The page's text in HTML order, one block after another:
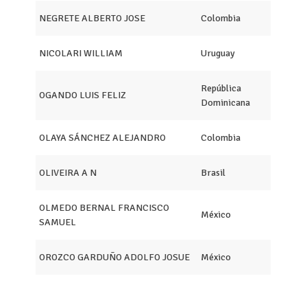
NEGRETE ALBERTO JOSE Colombia
NICOLARI WILLIAM Uruguay
OGANDO LUIS FELIZ
República
Dominicana
OLAYA SÁNCHEZ ALEJANDRO Colombia
OLIVEIRA A N Brasil
OLMEDO BERNAL FRANCISCO
SAMUEL
México
OROZCO GARDUÑO ADOLFO JOSUE México